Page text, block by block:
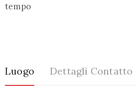
tempo
Luogo Dettagli Contatto